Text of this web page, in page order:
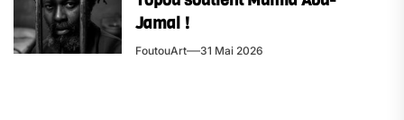
Jamal !
FoutouArt 31 Mai 2026